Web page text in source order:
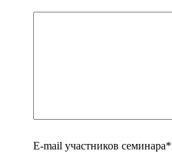
E-mail участников семинара*